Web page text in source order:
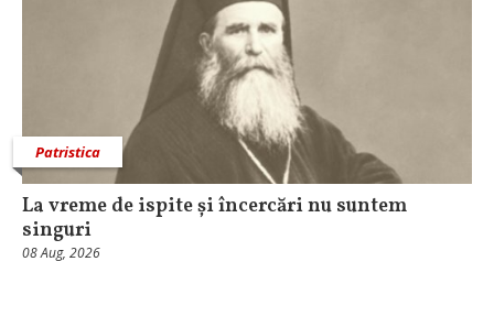
Patristica
La vreme de ispite și încercări nu suntem
singuri
08 Aug, 2026